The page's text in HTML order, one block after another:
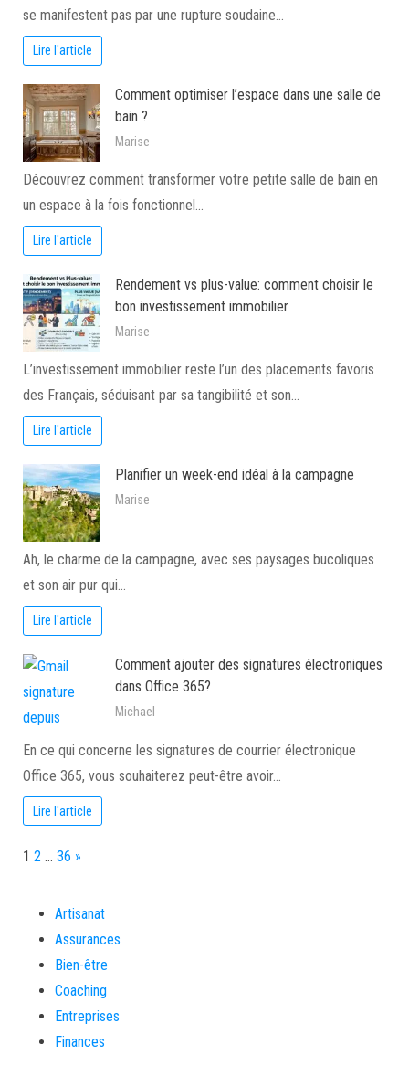
se manifestent pas par une rupture soudaine…
Lire l'article
Comment optimiser l’espace dans une salle de
bain ?
Marise
Découvrez comment transformer votre petite salle de bain en
un espace à la fois fonctionnel…
Lire l'article
Rendement vs plus-value: comment choisir le
bon investissement immobilier
Marise
L’investissement immobilier reste l’un des placements favoris
des Français, séduisant par sa tangibilité et son…
Lire l'article
Planifier un week-end idéal à la campagne
Marise
Ah, le charme de la campagne, avec ses paysages bucoliques
et son air pur qui…
Lire l'article
Comment ajouter des signatures électroniques
dans Office 365?
Michael
En ce qui concerne les signatures de courrier électronique
Office 365, vous souhaiterez peut-être avoir…
Lire l'article
Page:
1 2 … 36 Next
»
Artisanat
Assurances
Bien-être
Coaching
Entreprises
Finances